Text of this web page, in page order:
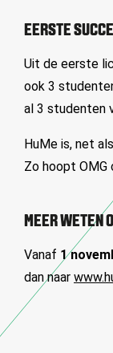
EERSTE
Uit de eerste
ook 3
al 3 studenten
HuMe is, net
Zo hoopt OMG
MEER WETEN
Vanaf 1
dan naar